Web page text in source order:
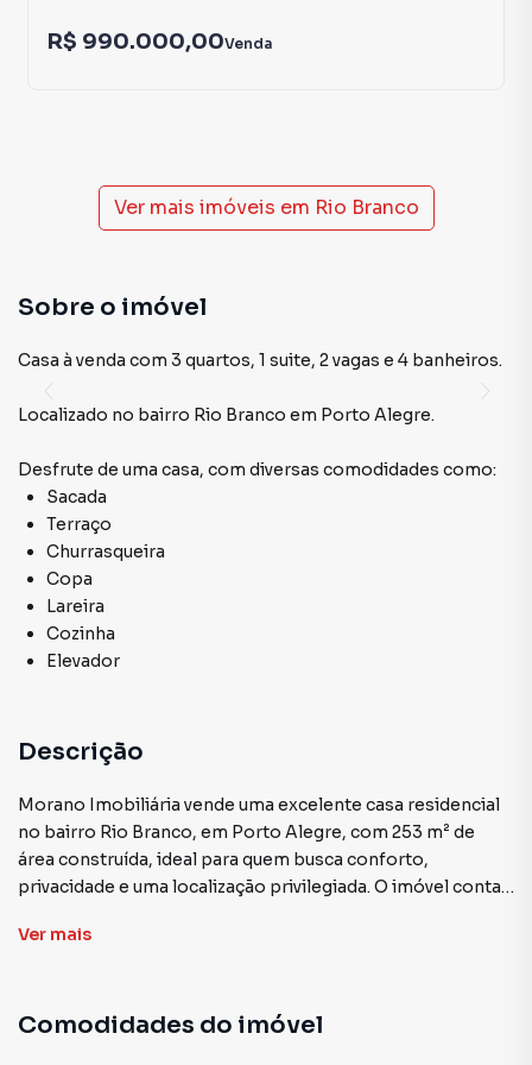
R$ 990.000,00Venda
Ver mais imóveis em Rio Branco
Sobre o imóvel
Casa à venda com 3 quartos, 1 suite, 2 vagas e 4 banheiros.
Localizado no bairro Rio Branco em Porto Alegre.
Desfrute de uma casa, com diversas comodidades como:
Sacada
Terraço
Churrasqueira
Copa
Lareira
Cozinha
Elevador
Descrição
Morano Imobiliária vende uma excelente casa residencial
no bairro Rio Branco, em Porto Alegre, com 253 m² de
área construída, ideal para quem busca conforto,
privacidade e uma localização privilegiada. O imóvel conta
hidromassagem e sacada, além de uma segunda suíte
com dois ambientes integrados e acesso direto ao terraço
Ver mais
Comodidades do imóvel